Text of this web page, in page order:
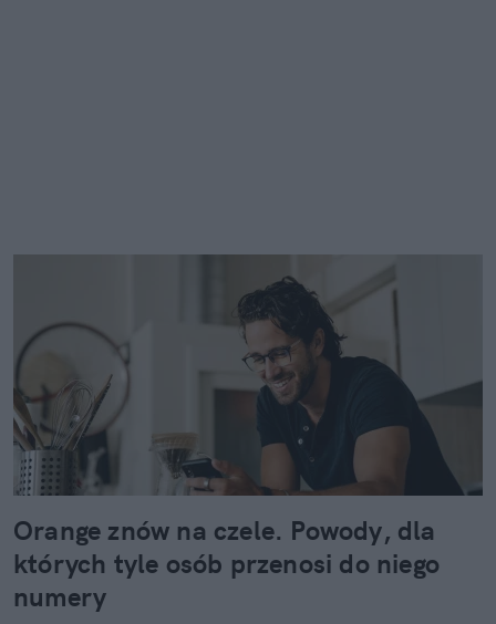
Orange znów na czele. Powody, dla
których tyle osób przenosi do niego
numery